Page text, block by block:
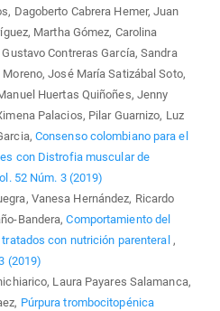
Dagoberto Cabrera Hemer, Juan
Martha Gómez, Carolina
Contreras García, Sandra
José María Satizábal Soto,
Huertas Quiñoñes, Jenny
Palacios, Pilar Guarnizo, Luz
Consenso colombiano para el
con Distrofia muscular de
52 Núm. 3 (2019)
Vanesa Hernández, Ricardo
Bandera,Comportamiento del
con nutrición parenteral ,
(2019)
Laura Payares Salamanca,
Púrpura trombocitopénica